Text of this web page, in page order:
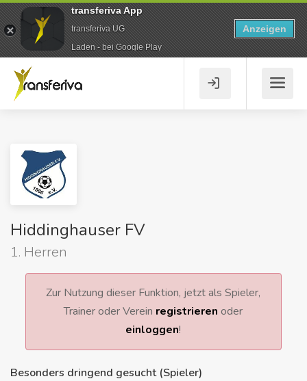
Hiddinghauser FV
1. Herren
Zur Nutzung dieser Funktion, jetzt als Spieler,
Trainer oder Verein registrieren oder
einloggen!
Besonders dringend gesucht (Spieler)
transferiva App
transferiva UG
Laden - bei Google Play
Anzeigen